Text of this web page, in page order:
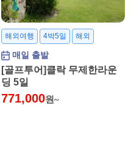
해외여행 4박5일 해외
매일 출발
[골프투어]클락 무제한라운
딩 5일
771,000원~